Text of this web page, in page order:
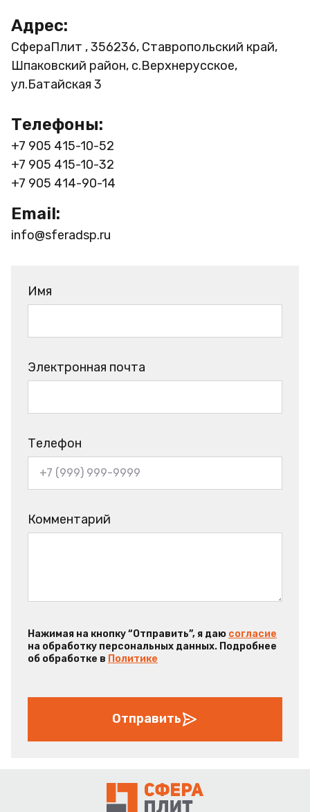
Адрес:
СфераПлит , 356236, Ставропольский край,
Шпаковский район, с.Верхнерусское,
ул.Батайская 3
Телефоны:
+7 905 415-10-52
+7 905 415-10-32
+7 905 414-90-14
Email:
info@sferadsp.ru
Имя
Электронная почта
Телефон
Комментарий
Нажимая на кнопку “Отправить”, я даю согласие
на обработку персональных данных. Подробнее
об обработке в Политике
Отправить